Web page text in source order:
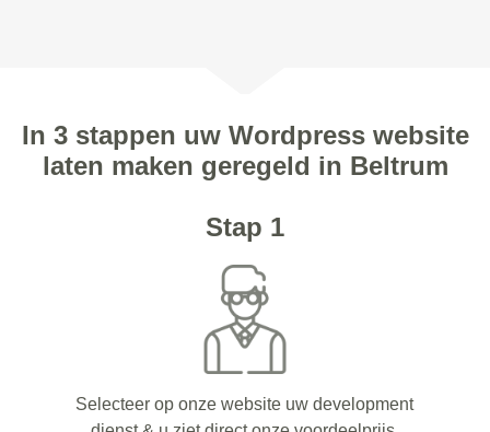
In 3 stappen uw Wordpress website
laten maken geregeld in Beltrum
Stap 1
Selecteer op onze website uw development